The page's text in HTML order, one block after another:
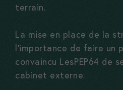
terrain.
La mise en place de la
l’importance de faire un
convaincu LesPEP64 de
cabinet externe.